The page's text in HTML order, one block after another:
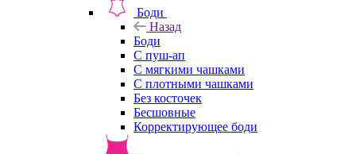
Боди
Назад
Боди
С пуш-ап
С мягкими чашками
С плотными чашками
Без косточек
Бесшовные
Корректирующее боди